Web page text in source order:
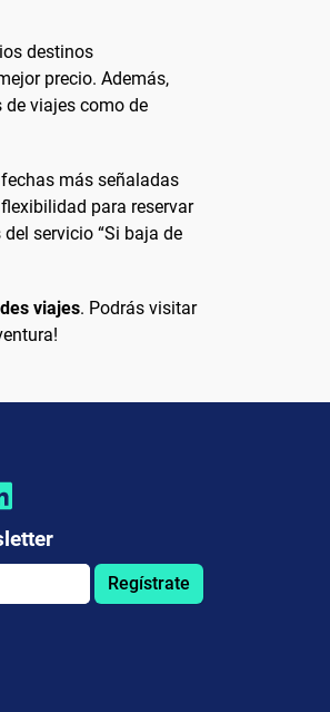
destinos
precio. Además,
viajes como de
más señaladas
para reservar
servicio “Si baja de
viajes. Podrás visitar
Regístrate